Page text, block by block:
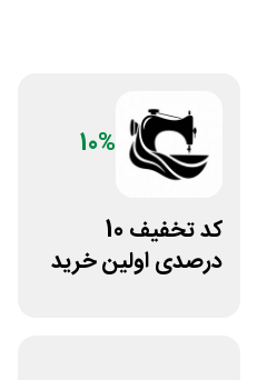
10%
کد تخفیف 10
درصدی اولین خرید